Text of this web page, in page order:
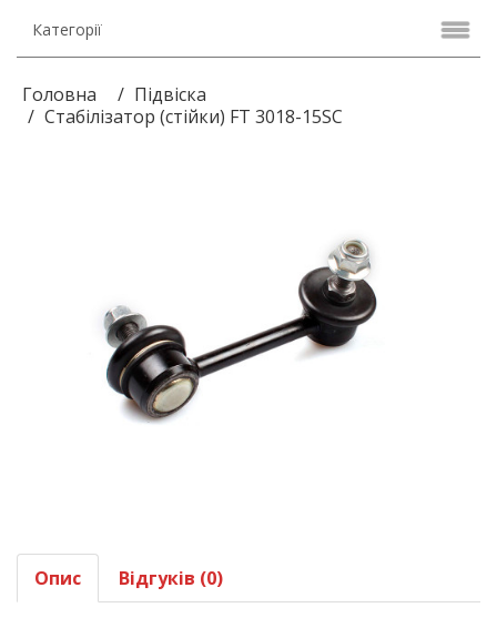
Категорії
Головна
Підвіска
Стабілізатор (стійки) FT 3018-15SC
Опис Відгуків (0)